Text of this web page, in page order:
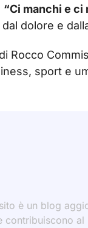
“Ci manchi e ci
dolore e
Rocco
sport e
è un blog
contribuiscono